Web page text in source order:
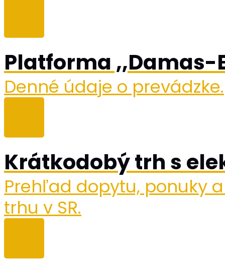
Platforma ,,Damas-
Denné údaje o prevádzke.
Krátkodobý trh s
Prehľad dopytu, ponuky
trhu v SR.